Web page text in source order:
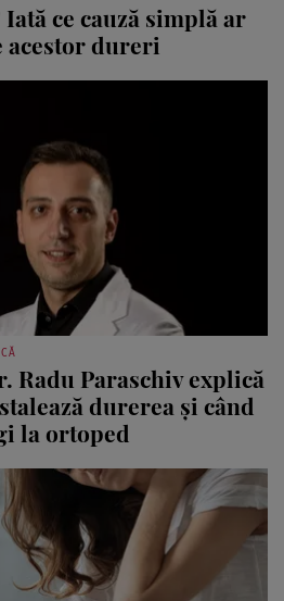
ce cauză simplă ar
acestor dureri
Radu Paraschiv explică
durerea şi când
la ortoped